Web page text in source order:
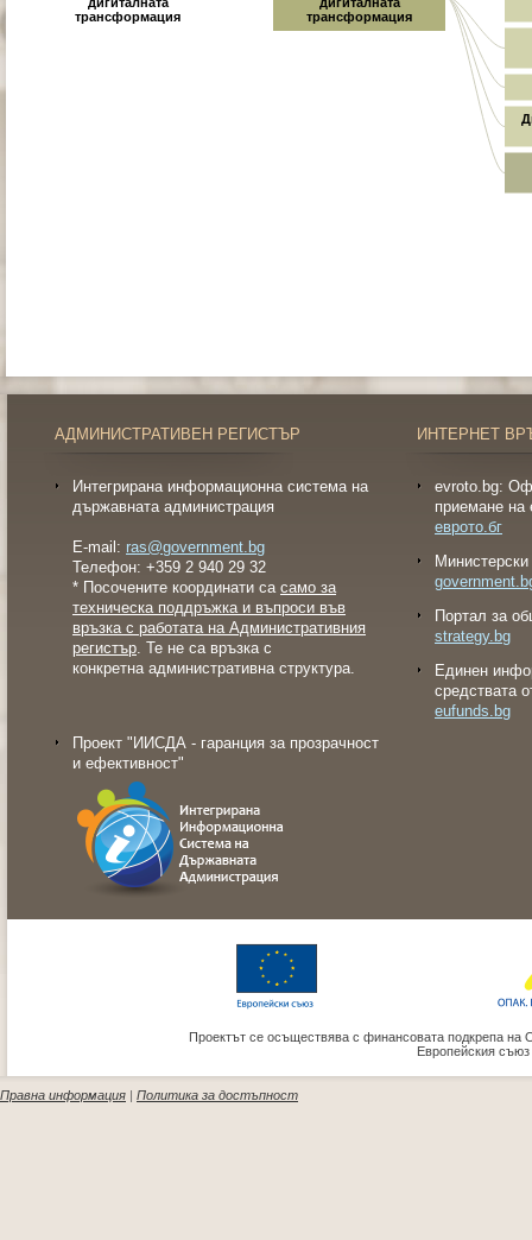
трансформация
трансформация
АДМИНИСТРАТИВЕН РЕГИСТЪР
Интегрирана информационна система на
държавната администрация
E-mail: ras@government.bg
Телефон: +359 2 940 29 32
* Посочените координати са само за
техническа поддръжка и въпроси във
връзка с работата на Административния
регистър. Те не са връзка с
конкретна административна структура.
Проект "ИИСДА - гаранция за прозрачност
и ефективност"
ИНТЕРНЕТ
evroto.bg:
приемане на
еврото.бг
Портал за
strategy.bg
Eдинен
средствата
eufunds.bg
Проектът се осъществява с финансовата подкрепа на
Европейския
Правна информация Политика за достъпност